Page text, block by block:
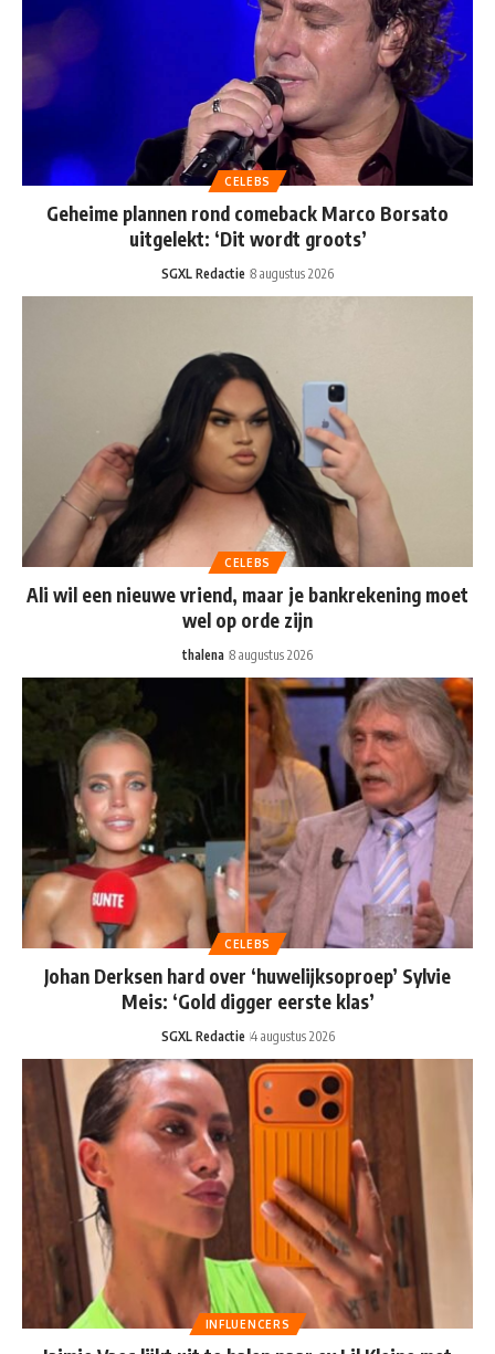
CELEBS
Geheime plannen rond comeback Marco Borsato
uitgelekt: ‘Dit wordt groots’
SGXL Redactie 8 augustus 2026
CELEBS
Ali wil een nieuwe vriend, maar je bankrekening moet
wel op orde zijn
thalena 8 augustus 2026
CELEBS
Johan Derksen hard over ‘huwelijksoproep’ Sylvie
Meis: ‘Gold digger eerste klas’
SGXL Redactie 4 augustus 2026
INFLUENCERS